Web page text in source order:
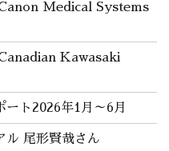
Medical Systems
Kawasaki
ート2026年1月～6月
ル 尾形賢哉さん